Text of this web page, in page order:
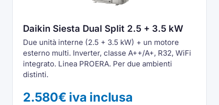
Daikin Siesta Dual Split 2.5 + 3.5 kW
Due unità interne (2.5 + 3.5 kW) + un motore
esterno multi. Inverter, classe A++/A+, R32, WiFi
integrato. Linea PROERA. Per due ambienti
distinti.
2.580€ iva inclusa